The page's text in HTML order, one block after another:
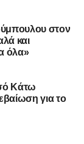
στον
και
όλα»
Κάτω
για το